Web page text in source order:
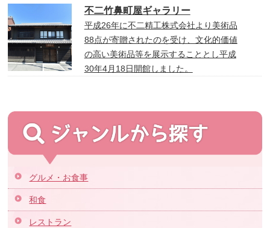
不二竹鼻町屋ギャラリー
平成26年に不二精工株式会社より美術品
88点が寄贈されたのを受け、文化的価値
の高い美術品等を展示することとし平成
30年4月18日開館しました。
グルメ・お食事
和食
レストラン